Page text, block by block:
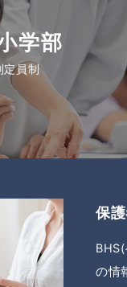
学部
定員制
保
の情